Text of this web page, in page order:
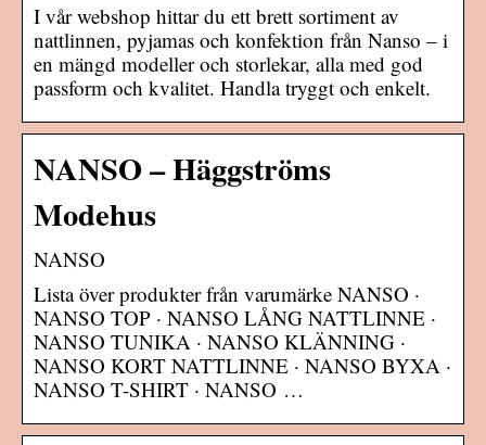
I vår webshop hittar du ett brett sortiment av
nattlinnen, pyjamas och konfektion från Nanso – i
en mängd modeller och storlekar, alla med god
passform och kvalitet. Handla tryggt och enkelt.
NANSO – Häggströms
Modehus
NANSO
Lista över produkter från varumärke NANSO ·
NANSO TOP · NANSO LÅNG NATTLINNE ·
NANSO TUNIKA · NANSO KLÄNNING ·
NANSO KORT NATTLINNE · NANSO BYXA ·
NANSO T-SHIRT · NANSO …